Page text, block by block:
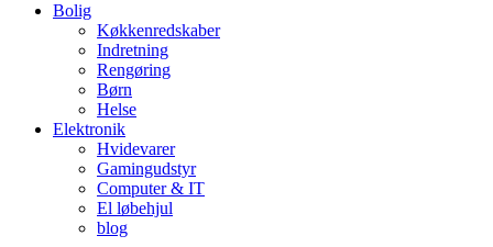
Bolig
Køkkenredskaber
Indretning
Rengøring
Børn
Helse
Elektronik
Hvidevarer
Gamingudstyr
Computer & IT
El løbehjul
blog